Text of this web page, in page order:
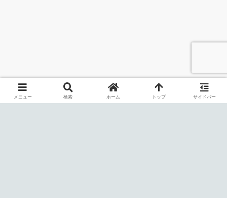
メニュー 検索 ホーム トップ サイドバー